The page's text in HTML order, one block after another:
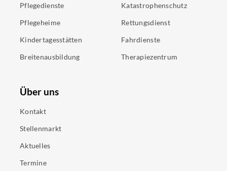
Pflegedienste
Pflegeheime
Kindertagesstätten
Breitenausbildung
Katastrophenschutz
Rettungsdienst
Fahrdienste
Therapiezentrum
Über uns
Kontakt
Stellenmarkt
Aktuelles
Termine